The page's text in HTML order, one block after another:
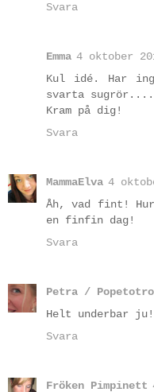
Svara
Emma 4 oktober
Kul idé. Har
svarta
Kram på dig!
Svara
MammaElva 4
Åh, vad fint!
en finfin dag!
Svara
Petra /
Helt underbar
Svara
Fröken Pimpinett